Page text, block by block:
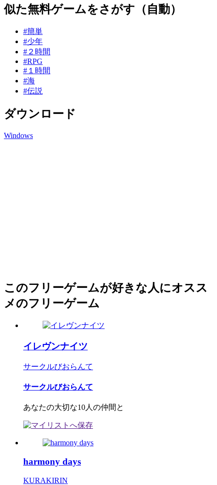
似た無料ゲームをさがす（自動）
#簡単
#少年
#２時間
#RPG
#１時間
#海
#伝説
ダウンロード
Windows
このフリーゲームが好きな人にオスス
メのフリーゲーム
イレヴンナイツ
サークルびおらんて
サークルびおらんて
あなたの大切な10人の仲間と
harmony days
KURAKIRIN